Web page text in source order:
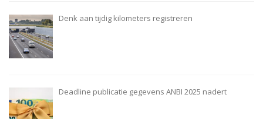
Denk aan tijdig kilometers registreren
Deadline publicatie gegevens ANBI 2025 nadert